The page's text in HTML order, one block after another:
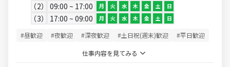
2 09:00 ~ 17:00 月 火 水 木 金 土 日
3 17:00 ~ 09:00 月 火 水 木 金 土 日
#昼歓迎 #夜歓迎 #深夜歓迎 #土日祝(週末)歓迎 #平日歓迎
仕事内容を見てみる